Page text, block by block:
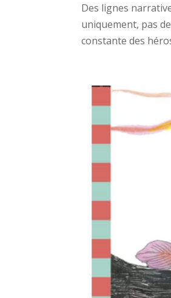
Des lignes
uniquement, pas
constante des